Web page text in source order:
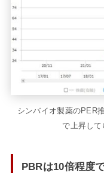
シンバイオ製薬のPER
で上昇して
PBRは10倍程度